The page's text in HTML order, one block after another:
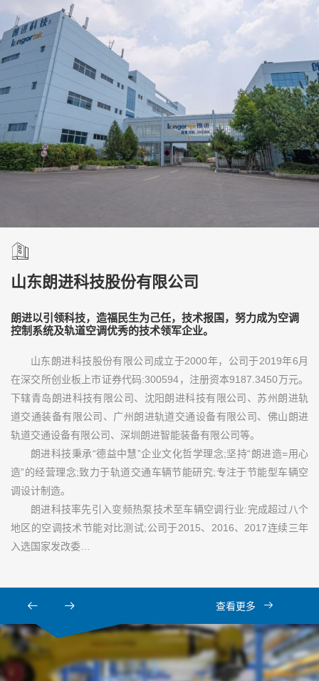
山东朗进科技股份有限公司
朗进以引领科技，造福民生为己任，技术报国，努力成为空调
控制系统及轨道空调优秀的技术领军企业。
山东朗进科技股份有限公司成立于2000年，公司于2019年6月
在深交所创业板上市证券代码:300594，注册资本9187.3450万元。
下辖青岛朗进科技有限公司、沈阳朗进科技有限公司、苏州朗进轨
道交通装备有限公司、广州朗进轨道交通设备有限公司、佛山朗进
轨道交通设备有限公司、深圳朗进智能装备有限公司等。
朗进科技秉承“德益中慧”企业文化哲学理念;坚持“朗进造=用心
造”的经营理念;致力于轨道交通车辆节能研究;专注于节能型车辆空
调设计制造。
朗进科技率先引入变频热泵技术至车辆空调行业:完成超过八个
地区的空调技术节能对比测试;公司于2015、2016、2017连续三年
入选国家发改委…
查看更多